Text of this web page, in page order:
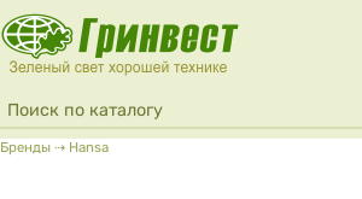
Перейти к основному содержанию
Форма поиска
Поиск
Вы здесь
Бренды ⇢ Hansa